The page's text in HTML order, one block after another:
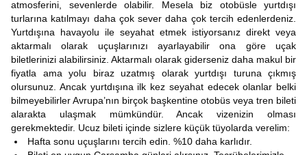
atmosferini, sevenlerde olabilir. Mesela biz otobüsle yurtdışı
turlarına katılmayı daha çok sever daha çok tercih edenlerdeniz.
Yurtdışına havayolu ile seyahat etmek istiyorsanız direkt veya
aktarmalı olarak uçuşlarınızı ayarlayabilir ona göre uçak
biletlerinizi alabilirsiniz. Aktarmalı olarak giderseniz daha makul bir
fiyatla ama yolu biraz uzatmış olarak yurtdışı turuna çıkmış
olursunuz. Ancak yurtdışına ilk kez seyahat edecek olanlar belki
bilmeyebilirler Avrupa’nın birçok başkentine otobüs veya tren bileti
alarakta ulaşmak mümkündür. Ancak vizenizin olması
gerekmektedir. Ucuz bileti içinde sizlere küçük tüyolarda verelim:
Hafta sonu uçuşlarını tercih edin. %10 daha karlıdır.